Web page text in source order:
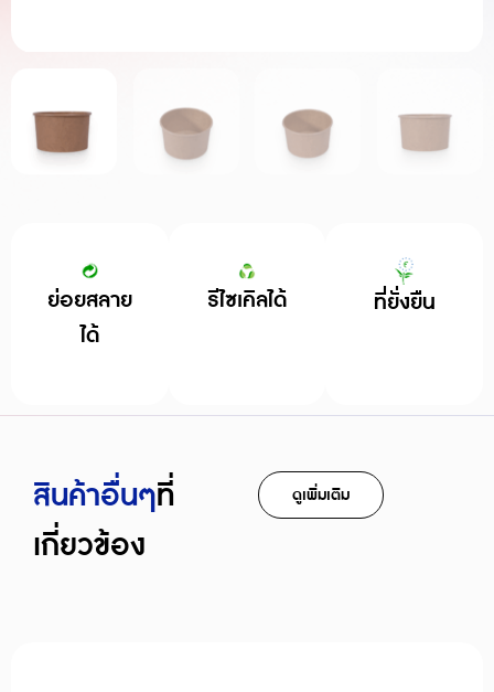
ย่อยสลาย
ได้
รีไซเคิลได้ ที่ยั่งยืน
สินค้าอืื่นๆที่
เกี่ยวข้อง
ดูเพิ่มเติม